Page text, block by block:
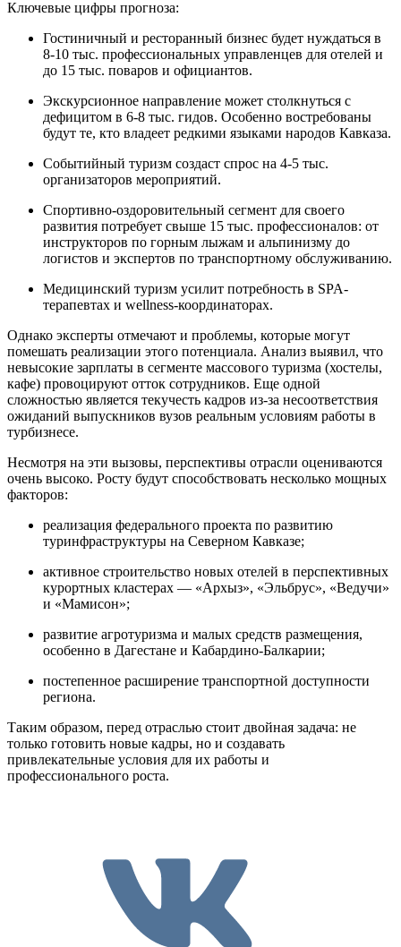
Ключевые цифры прогноза:
Гостиничный и ресторанный бизнес будет нуждаться в
8-10 тыс. профессиональных управленцев для отелей и
до 15 тыс. поваров и официантов.
Экскурсионное направление может столкнуться с
дефицитом в 6-8 тыс. гидов. Особенно востребованы
будут те, кто владеет редкими языками народов Кавказа.
Событийный туризм создаст спрос на 4-5 тыс.
организаторов мероприятий.
Спортивно-оздоровительный сегмент для своего
развития потребует свыше 15 тыс. профессионалов: от
инструкторов по горным лыжам и альпинизму до
логистов и экспертов по транспортному обслуживанию.
Медицинский туризм усилит потребность в SPA-
терапевтах и wellness-координаторах.
Однако эксперты отмечают и проблемы, которые могут
помешать реализации этого потенциала. Анализ выявил, что
невысокие зарплаты в сегменте массового туризма (хостелы,
кафе) провоцируют отток сотрудников. Еще одной
сложностью является текучесть кадров из-за несоответствия
ожиданий выпускников вузов реальным условиям работы в
турбизнесе.
Несмотря на эти вызовы, перспективы отрасли оцениваются
очень высоко. Росту будут способствовать несколько мощных
факторов:
реализация федерального проекта по развитию
туринфраструктуры на Северном Кавказе;
активное строительство новых отелей в перспективных
курортных кластерах — «Архыз», «Эльбрус», «Ведучи»
и «Мамисон»;
развитие агротуризма и малых средств размещения,
особенно в Дагестане и Кабардино-Балкарии;
постепенное расширение транспортной доступности
региона.
Таким образом, перед отраслью стоит двойная задача: не
только готовить новые кадры, но и создавать
привлекательные условия для их работы и
профессионального роста.